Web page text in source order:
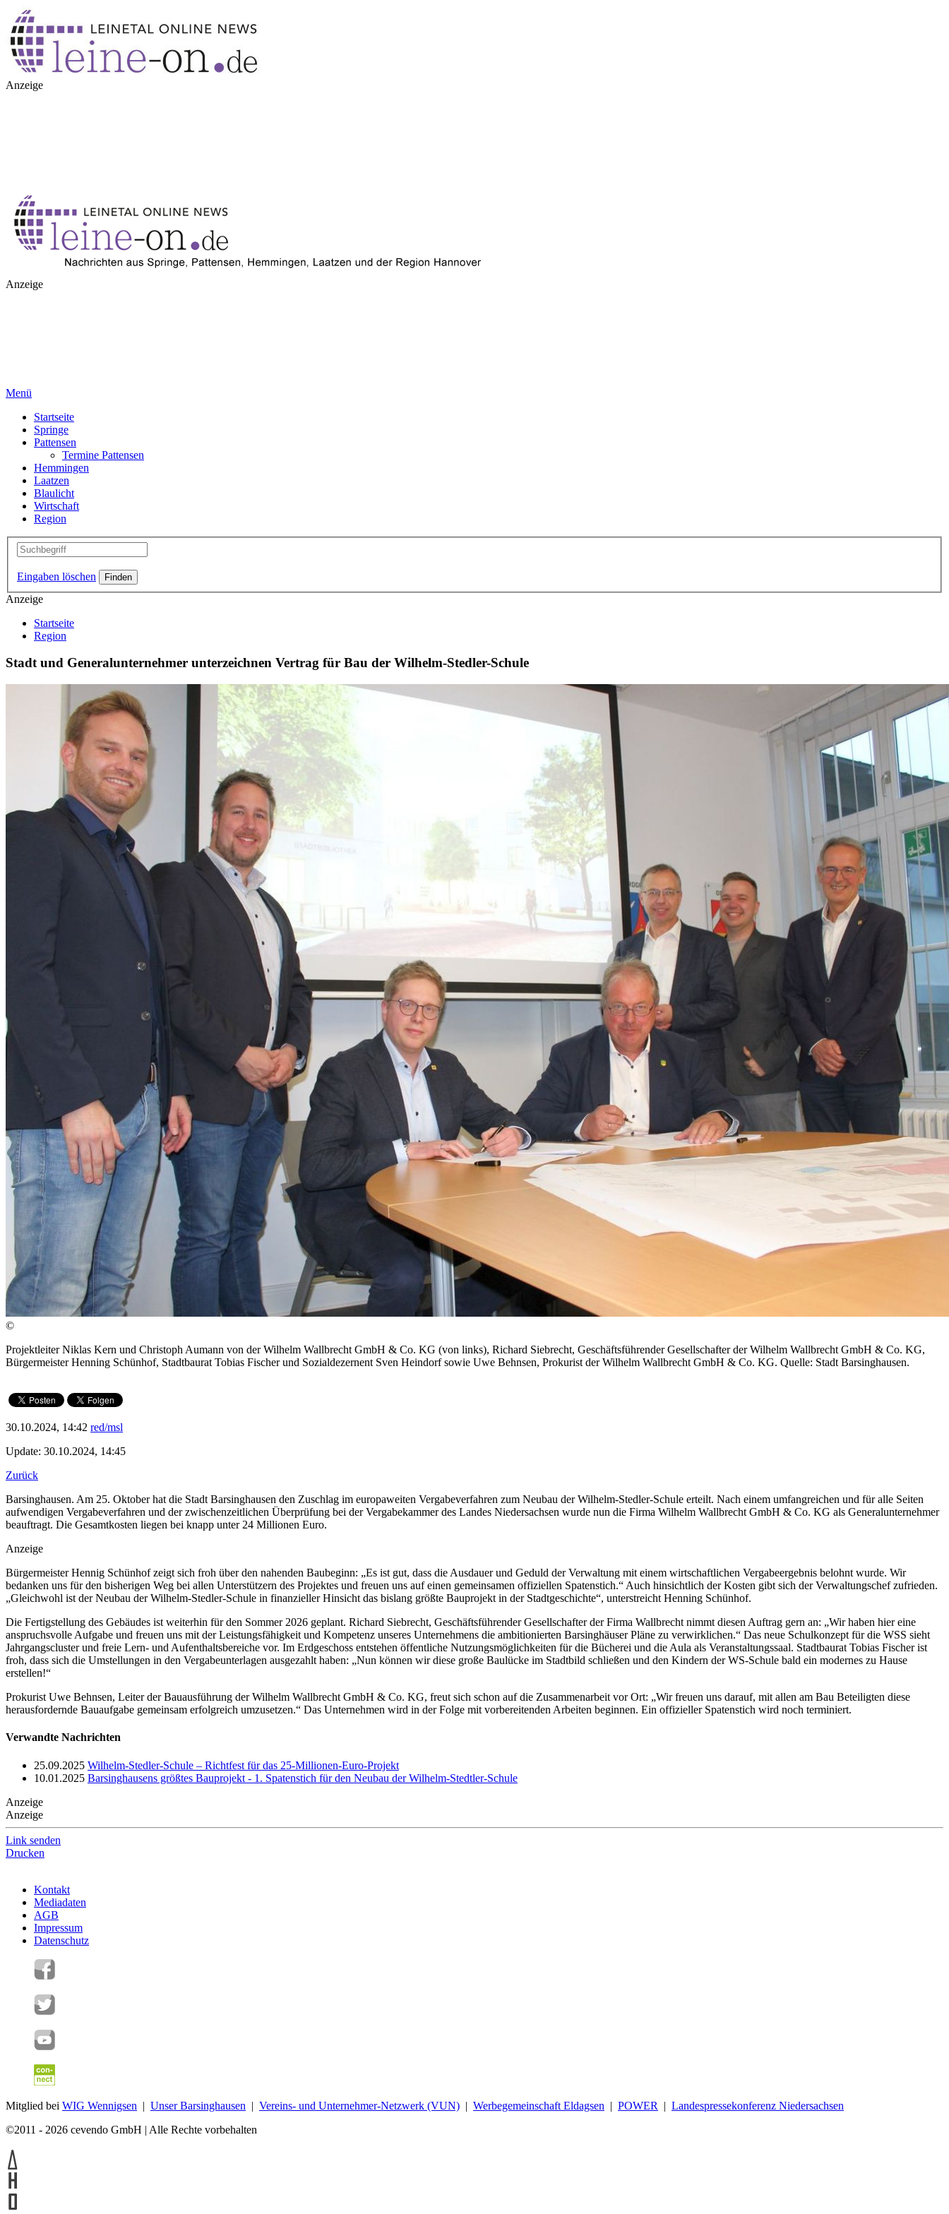
Anzeige
Anzeige
Menü
Startseite
Springe
Pattensen
Termine Pattensen
Hemmingen
Laatzen
Blaulicht
Wirtschaft
Region
Eingaben löschen
Anzeige
Startseite
Region
Stadt und Generalunternehmer unterzeichnen Vertrag für Bau der Wilhelm-Stedler-Schule
©
Projektleiter Niklas Kern und Christoph Aumann von der Wilhelm Wallbrecht GmbH & Co. KG (von links), Richard Siebrecht, Geschäftsführender Gesellschafter der Wilhelm Wallbrecht GmbH & Co. KG,
Bürgermeister Henning Schünhof, Stadtbaurat Tobias Fischer und Sozialdezernent Sven Heindorf sowie Uwe Behnsen, Prokurist der Wilhelm Wallbrecht GmbH & Co. KG. Quelle: Stadt Barsinghausen.
30.10.2024, 14:42 red/msl
Update: 30.10.2024, 14:45
Zurück
Barsinghausen. Am 25. Oktober hat die Stadt Barsinghausen den Zuschlag im europaweiten Vergabeverfahren zum Neubau der Wilhelm-Stedler-Schule erteilt. Nach einem umfangreichen und für alle Seiten
aufwendigen Vergabeverfahren und der zwischenzeitlichen Überprüfung bei der Vergabekammer des Landes Niedersachsen wurde nun die Firma Wilhelm Wallbrecht GmbH & Co. KG als Generalunternehmer
beauftragt. Die Gesamtkosten liegen bei knapp unter 24 Millionen Euro.
Anzeige
Bürgermeister Hennig Schünhof zeigt sich froh über den nahenden Baubeginn: „Es ist gut, dass die Ausdauer und Geduld der Verwaltung mit einem wirtschaftlichen Vergabeergebnis belohnt wurde. Wir
bedanken uns für den bisherigen Weg bei allen Unterstützern des Projektes und freuen uns auf einen gemeinsamen offiziellen Spatenstich.“ Auch hinsichtlich der Kosten gibt sich der Verwaltungschef zufrieden.
„Gleichwohl ist der Neubau der Wilhelm-Stedler-Schule in finanzieller Hinsicht das bislang größte Bauprojekt in der Stadtgeschichte“, unterstreicht Henning Schünhof.
Die Fertigstellung des Gebäudes ist weiterhin für den Sommer 2026 geplant. Richard Siebrecht, Geschäftsführender Gesellschafter der Firma Wallbrecht nimmt diesen Auftrag gern an: „Wir haben hier eine
anspruchsvolle Aufgabe und freuen uns mit der Leistungsfähigkeit und Kompetenz unseres Unternehmens die ambitionierten Barsinghäuser Pläne zu verwirklichen.“ Das neue Schulkonzept für die WSS sieht
Jahrgangscluster und freie Lern- und Aufenthaltsbereiche vor. Im Erdgeschoss entstehen öffentliche Nutzungsmöglichkeiten für die Bücherei und die Aula als Veranstaltungssaal. Stadtbaurat Tobias Fischer ist
froh, dass sich die Umstellungen in den Vergabeunterlagen ausgezahlt haben: „Nun können wir diese große Baulücke im Stadtbild schließen und den Kindern der WS-Schule bald ein modernes zu Hause
erstellen!“
Prokurist Uwe Behnsen, Leiter der Bauausführung der Wilhelm Wallbrecht GmbH & Co. KG, freut sich schon auf die Zusammenarbeit vor Ort: „Wir freuen uns darauf, mit allen am Bau Beteiligten diese
herausfordernde Bauaufgabe gemeinsam erfolgreich umzusetzen.“ Das Unternehmen wird in der Folge mit vorbereitenden Arbeiten beginnen. Ein offizieller Spatenstich wird noch terminiert.
Verwandte Nachrichten
25.09.2025 Wilhelm-Stedler-Schule – Richtfest für das 25-Millionen-Euro-Projekt
10.01.2025 Barsinghausens größtes Bauprojekt - 1. Spatenstich für den Neubau der Wilhelm-Stedtler-Schule
Anzeige
Anzeige
Link senden
Drucken
Kontakt
Mediadaten
AGB
Impressum
Datenschutz
Mitglied bei WIG Wennigsen | Unser Barsinghausen | Vereins- und Unternehmer-Netzwerk (VUN) | Werbegemeinschaft Eldagsen | POWER | Landespressekonferenz Niedersachsen
©2011 - 2026 cevendo GmbH | Alle Rechte vorbehalten